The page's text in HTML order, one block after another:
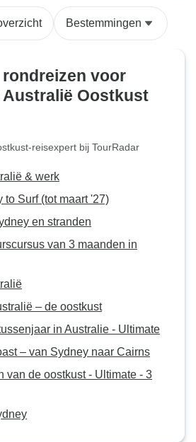
Bestemmingen
rondreizen voor
Oostkust
reisexpert bij TourRadar
& werk
to Surf (tot maart '27)
en stranden
van 3 maanden in
– de oostkust
in Australie - Ultimate
– van Sydney naar Cairns
van de oostkust - Ultimate - 3